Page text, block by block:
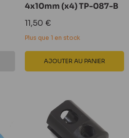
4x10mm (x4) TP-087-B
Prix
réduit
11,50 €
Plus que 1 en stock
AJOUTER AU PANIER